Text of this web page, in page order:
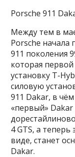
Porsche 911
Между тем в
Porsche начала
911 поколения
которая
установку T-
силовую
911 Dakar, в
«первый» Dakar
4 GTS, а
виде, станет
Dakar.